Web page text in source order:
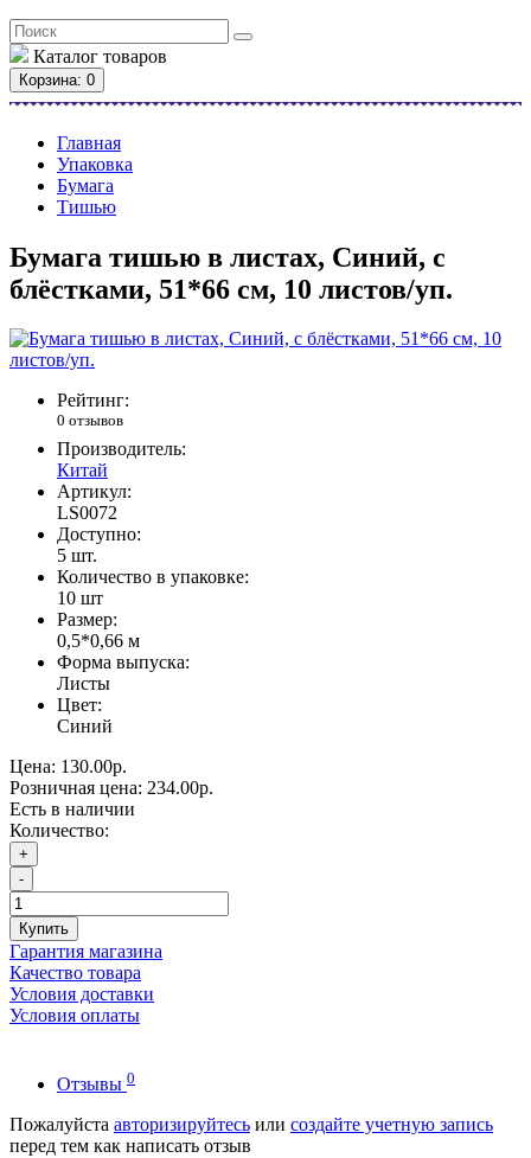
Каталог товаров
Корзина: 0
Главная
Упаковка
Бумага
Тишью
Бумага тишью в листах, Синий, с
блёстками, 51*66 см, 10 листов/уп.
Рейтинг:
0 отзывов
Производитель:
Китай
Артикул:
LS0072
Доступно:
5 шт.
Количество в упаковке:
10 шт
Размер:
0,5*0,66 м
Форма выпуска:
Листы
Цвет:
Синий
Цена: 130.00р.
Розничная цена: 234.00р.
Есть в наличии
Количество:
+
-
Купить
Гарантия магазина
Качество товара
Условия доставки
Условия оплаты
Отзывы 0
Пожалуйста авторизируйтесь или создайте учетную запись
перед тем как написать отзыв